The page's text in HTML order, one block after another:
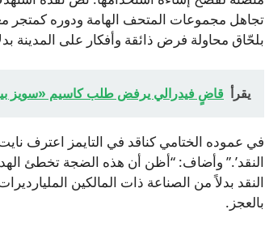
تجاهل مجموعات المتحف الهامة ودوره كمتجر
بلحّاق محاولة فرض ذائقة وأفكار على المدينة
يقرأ قاضٍ فيدرالي يرفض طلب كاسيم «سويز بيتز»
في عموده الختامي كناقد في التايمز اعترف
النقد’.” وأضاف: “أظن أن هذه الضجة تخطئ
النقد بدلاً من الصناعة ذات المالكين
بالعجز.